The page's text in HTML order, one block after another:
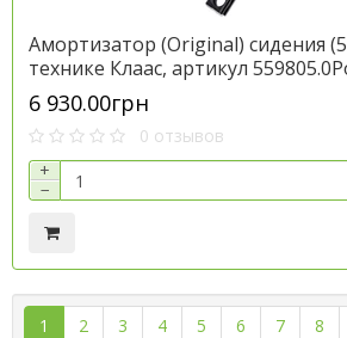
Амортизатор (Original) сидения
технике Клаас, артикул
6 930.00грн
0 отзывов
+
−
1 2 3 4 5 6 7 8